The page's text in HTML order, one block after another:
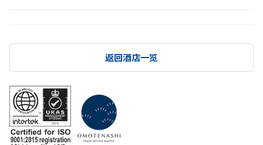
返回酒店一览